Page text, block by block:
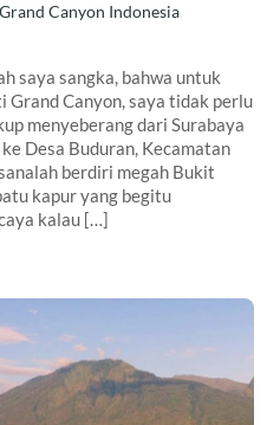
Canyon Indonesia
saya sangka, bahwa untuk
Grand Canyon, saya tidak perlu
menyeberang dari Surabaya
Desa Buduran, Kecamatan
berdiri megah Bukit
kapur yang begitu
kalau […]